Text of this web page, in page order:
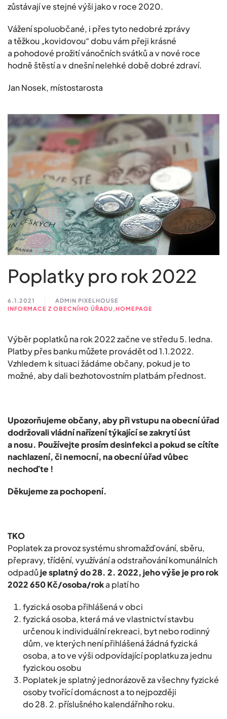
zůstávají ve stejné výši jako v roce 2020.
Vážení spoluobčané, i přes tyto nedobré zprávy
a těžkou „kovidovou“ dobu vám přeji krásné
a pohodové prožití vánočních svátků a v nové roce
hodně štěstí a v dnešní nelehké době dobré zdraví.
Jan Nosek, místostarosta
Poplatky pro rok 2022
6.1.2021
ADMIN PIXELHOUSE
INFORMACE Z OBECNÍHO ÚŘADU,HOMEPAGE
Výběr poplatků na rok 2022 začne ve středu 5. ledna.
Platby přes banku můžete provádět od 1.1.2022.
Vzhledem k situaci žádáme občany, pokud je to
možné, aby dali bezhotovostním platbám přednost.
Upozorňujeme občany, aby při vstupu na obecní úřad
dodržovali vládní nařízení týkající se zakrytí úst
a nosu. Používejte prosím desinfekci a pokud se cítíte
nachlazení, či nemocní, na obecní úřad vůbec
nechoďte !
Děkujeme za pochopení.
TKO
Poplatek za provoz systému shromažďování, sběru,
přepravy, třídění, využívání a odstraňování komunálních
odpadůje splatný do 28. 2. 2022, jeho výše je pro rok
2022 650 Kč/osoba/roka platí ho
fyzická osoba přihlášená v obci
fyzická osoba, která má ve vlastnictví stavbu
určenou k individuální rekreaci, byt nebo rodinný
dům, ve kterých není přihlášená žádná fyzická
osoba, a to ve výši odpovídající poplatku za jednu
fyzickou osobu
Poplatek je splatný jednorázově za všechny fyzické
osoby tvořící domácnost a to nejpozději
do 28. 2. příslušného kalendářního roku.